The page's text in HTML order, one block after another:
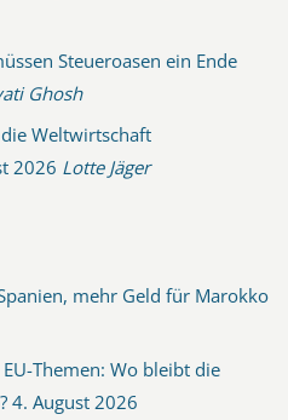
Steueroasen ein Ende
Ghosh
Weltwirtschaft
2026 Lotte Jäger
mehr Geld für Marokko
Themen: Wo bleibt die
4. August 2026